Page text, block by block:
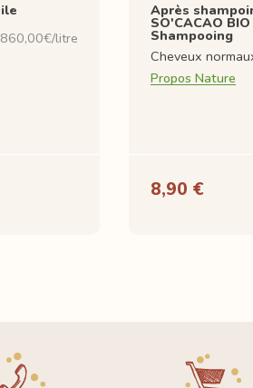
860,00€/litre
Après
SO'CACAO
Shampooing
Cheveux
Propos Nature
8,90 €